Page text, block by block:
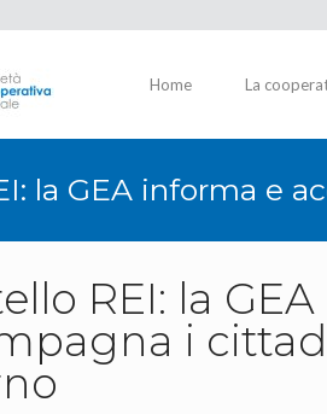
Home La
la GEA informa e
REI: la
i